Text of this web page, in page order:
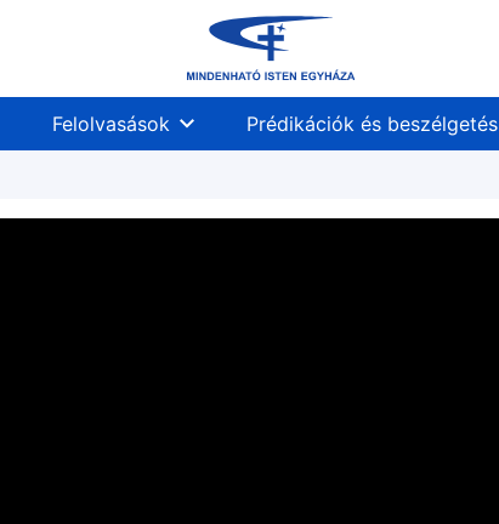
Felolvasások Prédikációk és beszélgetés